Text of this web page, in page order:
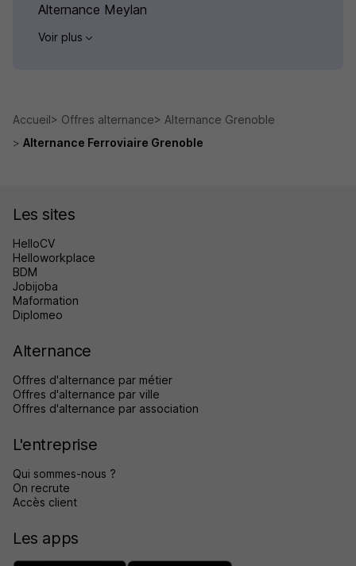
Alternance Meylan
Voir plus
Accueil Offres alternance
Alternance Grenoble
Alternance Ferroviaire Grenoble
Les sites
HelloCV
Helloworkplace
BDM
Jobijoba
Maformation
Diplomeo
Alternance
Offres d'alternance par métier
Offres d'alternance par ville
Offres d'alternance par association
L'entreprise
Qui sommes-nous ?
On recrute
Accès client
Les apps